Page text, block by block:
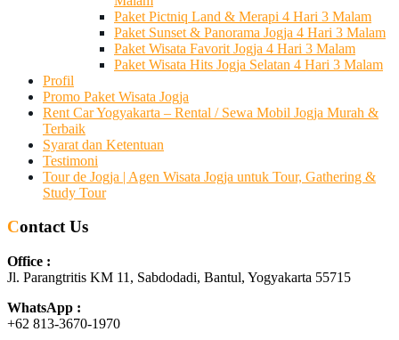
Paket Pictniq Land & Merapi 4 Hari 3 Malam
Paket Sunset & Panorama Jogja 4 Hari 3 Malam
Paket Wisata Favorit Jogja 4 Hari 3 Malam
Paket Wisata Hits Jogja Selatan 4 Hari 3 Malam
Profil
Promo Paket Wisata Jogja
Rent Car Yogyakarta – Rental / Sewa Mobil Jogja Murah &
Terbaik
Syarat dan Ketentuan
Testimoni
Tour de Jogja | Agen Wisata Jogja untuk Tour, Gathering &
Study Tour
Contact Us
Office :
Jl. Parangtritis KM 11, Sabdodadi, Bantul, Yogyakarta 55715
WhatsApp :
+62 813-3670-1970